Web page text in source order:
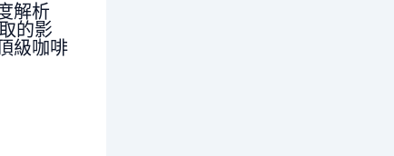
解析
的影
級咖啡